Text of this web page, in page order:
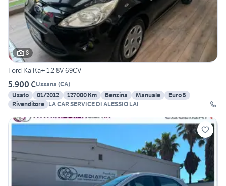
8
Ford Ka Ka+ 1.2 8V 69CV
5.900 €Ussana (CA)
Usato
01/2012 127000 Km Benzina Manuale
Euro 5
Rivenditore
LA CAR SERVICE DI ALESSIO LAI